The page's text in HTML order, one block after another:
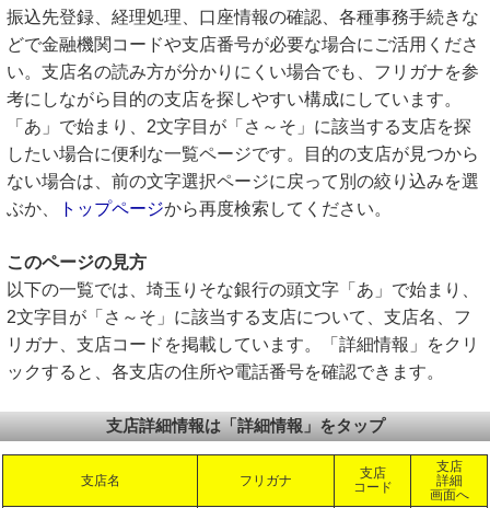
振込先登録、経理処理、口座情報の確認、各種事務手続きな
どで金融機関コードや支店番号が必要な場合にご活用くださ
い。支店名の読み方が分かりにくい場合でも、フリガナを参
考にしながら目的の支店を探しやすい構成にしています。
「あ」で始まり、2文字目が「さ～そ」に該当する支店を探
したい場合に便利な一覧ページです。目的の支店が見つから
ない場合は、前の文字選択ページに戻って別の絞り込みを選
ぶか、
トップページから再度検索してください。
このページの見方
以下の一覧では、埼玉りそな銀行の頭文字「あ」で始まり、
2文字目が「さ～そ」に該当する支店について、支店名、フ
リガナ、支店コードを掲載しています。「詳細情報」をクリ
ックすると、各支店の住所や電話番号を確認できます。
支店詳細情報は「詳細情報」をタップ
支店名 フリガナ
支店
コード
支店
詳細
画面へ